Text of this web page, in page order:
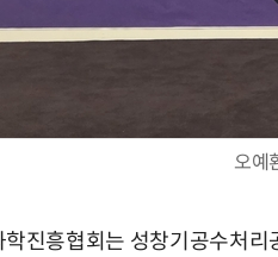
오예
진흥협회는 성창기공수처